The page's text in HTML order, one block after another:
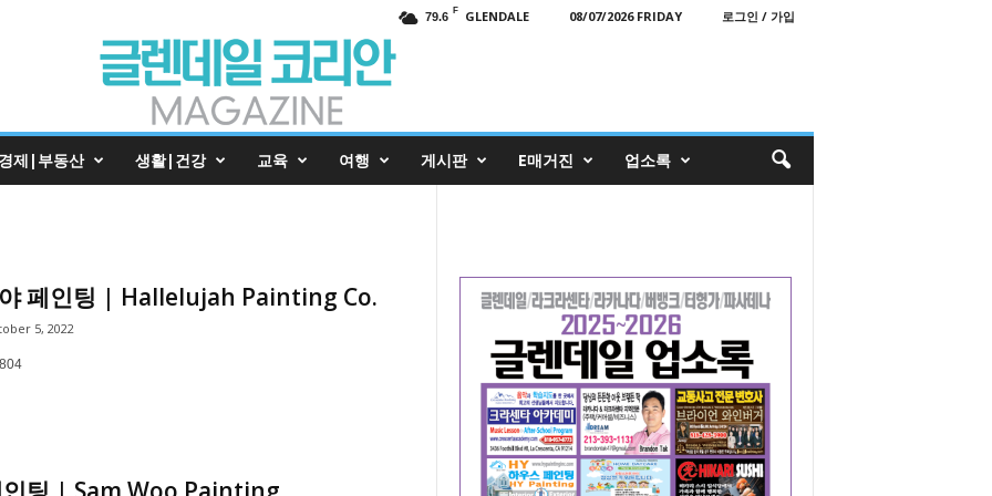
79.6 F GLENDALE 08/07/2026 FRIDAY 로그인 / 가입
제|부동산 생활|건강 교육 여행 게시판 E매거진 업소록
페인팅 | Hallelujah Painting Co.
5, 2022